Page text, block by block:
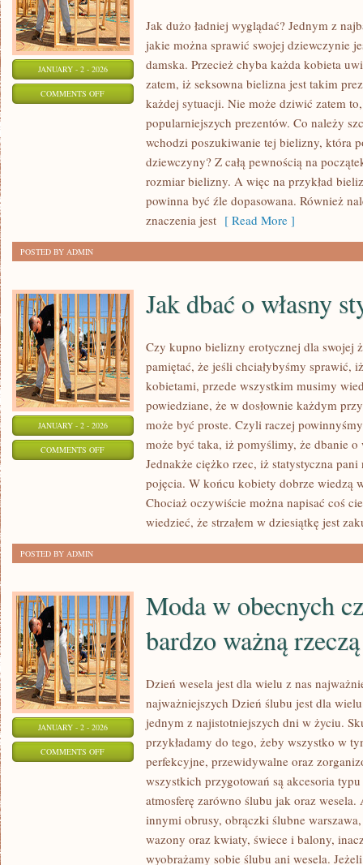
JANUARY - 2 - 2026
COMMENTS OFFON
Jak dużo ładniej wyglądać? Jednym z
jakie można sprawić swojej dziewczynie
damska. Przecież chyba każda kobieta
zatem, iż seksowna bielizna jest takim
każdej sytuacji. Nie może dziwić zatem
popularniejszych prezentów. Co należy
wchodzi poszukiwanie tej bielizny, która
dziewczyny? Z całą pewnością na
rozmiar bielizny. A więc na przykład
powinna być źle dopasowana. Również
znaczenia jest [ Read More ]
POSTED BY ADMIN
JANUARY - 2 - 2026
COMMENTS OFFON
Jak dbać o własny
Czy kupno bielizny erotycznej dla swojej
pamiętać, że jeśli chciałybyśmy sprawić,
kobietami, przede wszystkim musimy
powiedziane, że w dosłownie każdym
może być proste. Czyli raczej
może być taka, iż pomyślimy, że dbanie o
Jednakże ciężko rzec, iż statystyczna
pojęcia. W końcu kobiety dobrze wiedzą
Chociaż oczywiście można napisać coś
wiedzieć, że strzałem w dziesiątkę jest
POSTED BY ADMIN
JANUARY - 2 - 2026
COMMENTS OFFON
Moda w obecnych
bardzo ważną rzeczą
Dzień wesela jest dla wielu z nas
najważniejszych Dzień ślubu jest dla
jednym z najistotniejszych dni w życiu.
przykładamy do tego, żeby wszystko w
perfekcyjne, przewidywalne oraz
wszystkich przygotowań są akcesoria
atmosferę zarówno ślubu jak oraz
innymi obrusy, obrączki ślubne
wazony oraz kwiaty, świece i balony,
wyobrażamy sobie ślubu ani wesela.